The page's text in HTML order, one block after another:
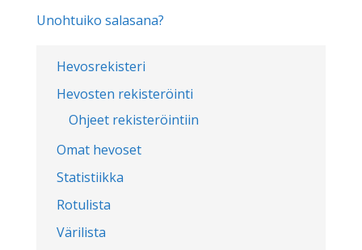
Hevosrekisteri
Hevosten rekisteröinti
Ohjeet rekisteröintiin
Omat hevoset
Statistiikka
Rotulista
Värilista
Unohtuiko salasana?